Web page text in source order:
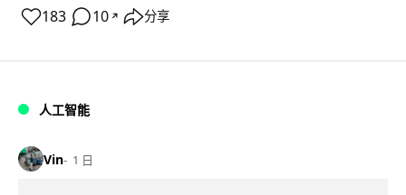
183 10 ↗ 分享
人工智能
Vin 1 日